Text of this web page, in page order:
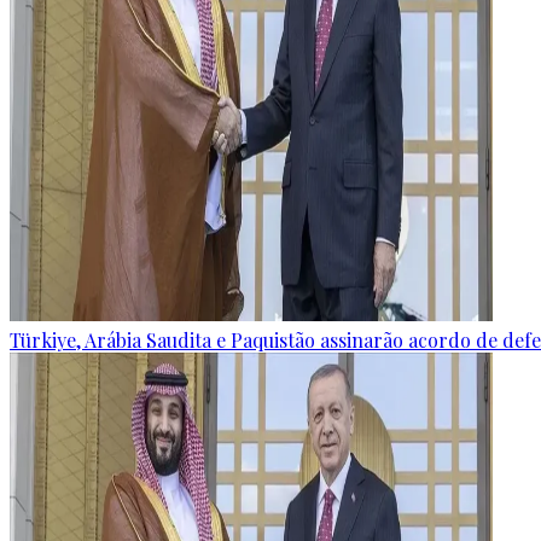
Türkiye, Arábia Saudita e Paquistão assinarão acordo de